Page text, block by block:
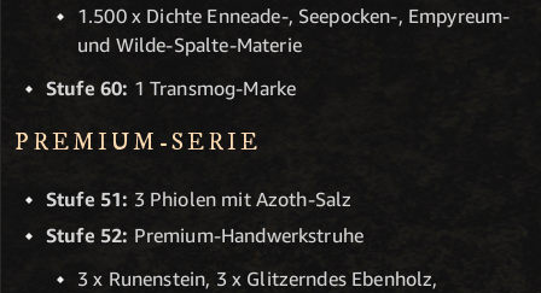
1.500 x Dichte Enneade-, Seepocken-, Empyreum-
und Wilde-Spalte-Materie
Stufe 60: 1 Transmog-Marke
PREMIUM-SERIE
Stufe 51: 3 Phiolen mit Azoth-Salz
Stufe 52: Premium-Handwerkstruhe
3 x Runenstein, 3 x Glitzerndes Ebenholz,